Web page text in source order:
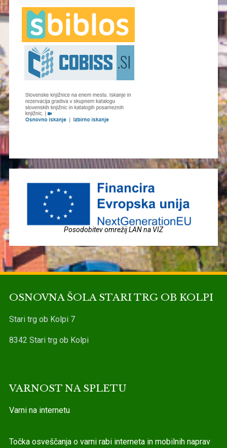
Posodobitev omrežij LAN na VIZ
OSNOVNA ŠOLA STARI TRG OB KOLPI
Stari trg ob Kolpi 7
8342 Stari trg ob Kolpi
VARNOST NA SPLETU
Varni na internetu
Točka osveščanja o varni rabi interneta in mobilnih naprav